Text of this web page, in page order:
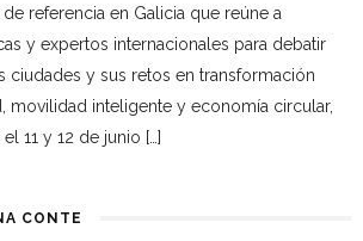
referencia en Galicia que reúne a
y expertos internacionales para debatir
ciudades y sus retos en transformación
movilidad inteligente y economía circular,
11 y 12 de junio […]
CONTE